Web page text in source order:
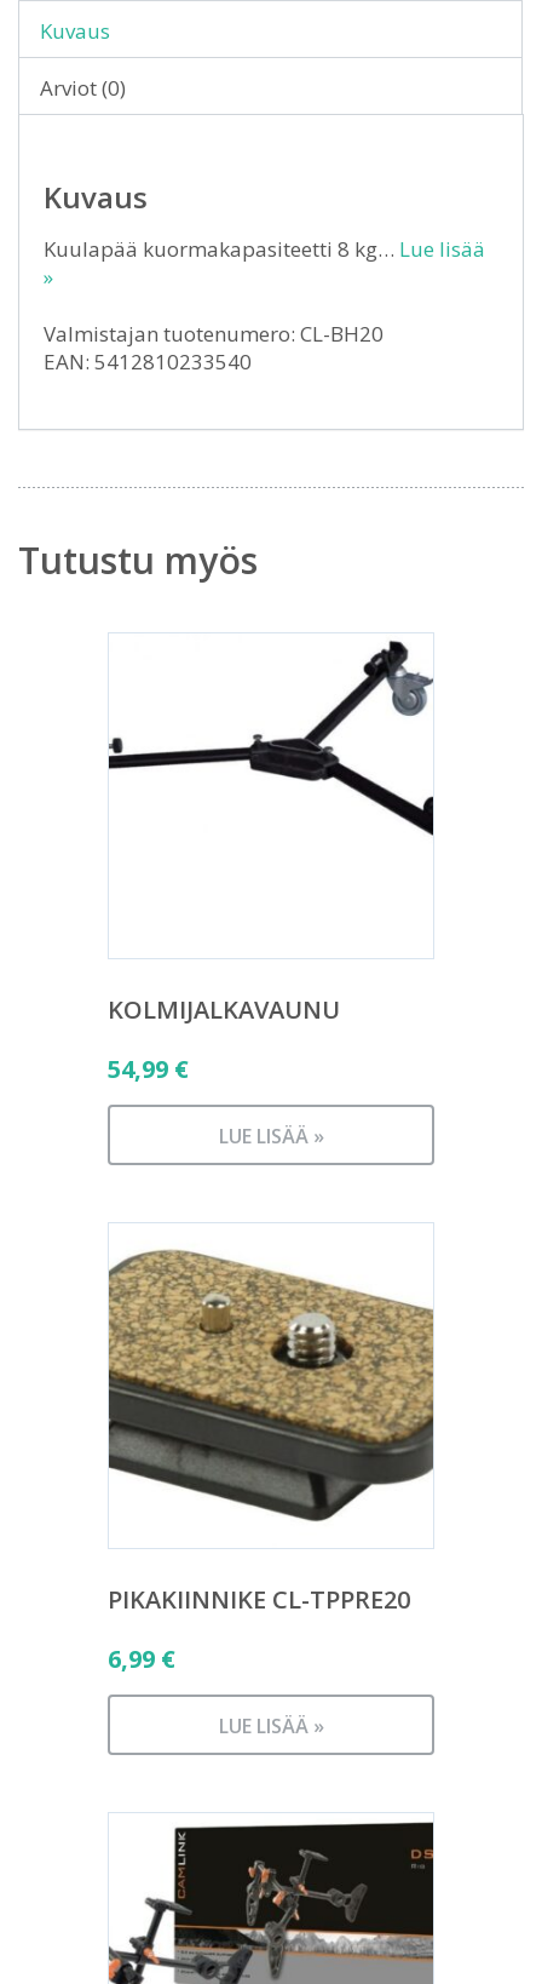
Kuvaus
Arviot (0)
Kuvaus
Kuulapää kuormakapasiteetti 8 kg… Lue lisää
»
Valmistajan tuotenumero: CL-BH20
EAN: 5412810233540
Tutustu myös
KOLMIJALKAVAUNU
54,99 €
LUE LISÄÄ »
PIKAKIINNIKE CL-TPPRE20
6,99 €
LUE LISÄÄ »